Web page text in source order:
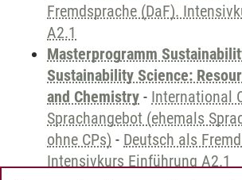
Fremdsprache (DaF).
A2.1
Masterprogramm
Sustainability Science:
and Chemistry - International
Sprachangebot (ehemals
ohne CPs) - Deutsch als
Intensivkurs Einführung A2.1